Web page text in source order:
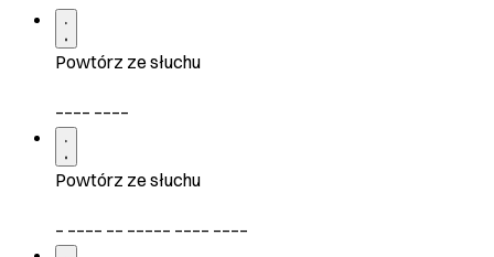
Powtórz ze słuchu
Powtórz ze słuchu